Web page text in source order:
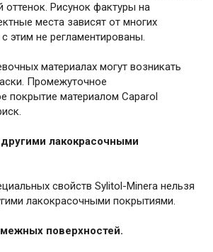
Рисунок фактуры на
места зависят от многих
этим не регламентированы.
материалах могут возникать
Промежуточное
покрытие материалом Caparol
лакокрасочными
свойств Sylitol-Minera нельзя
лакокрасочными покрытиями.
поверхностей.